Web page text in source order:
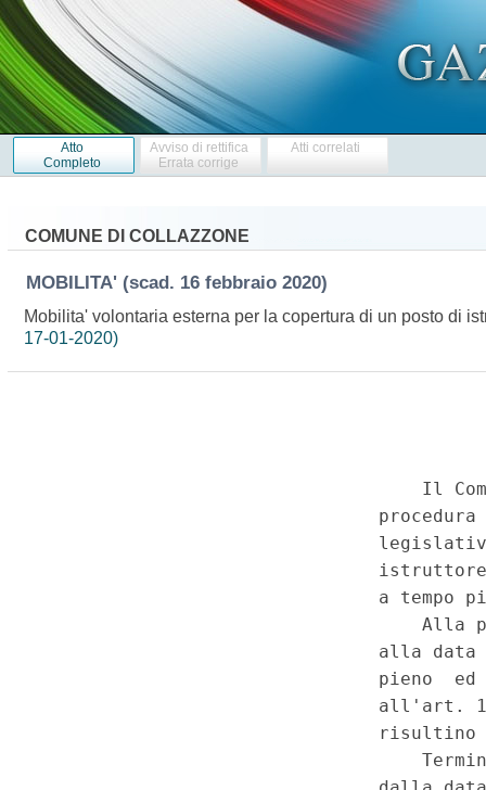
Atto
Completo
Avviso di rettifica
Errata corrige
Atti correlati
COMUNE DI COLLAZZONE
MOBILITA' (scad. 16 febbraio 2020)
Mobilita' volontaria esterna per la copertura di un posto di
17-01-2020)